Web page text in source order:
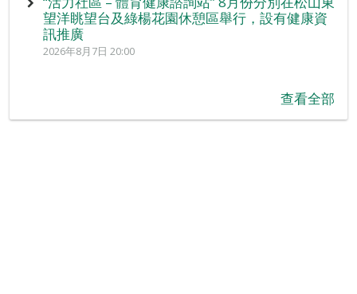
望洋眺望台及綠楊花園休憩區舉行，設有健康資
訊推廣
2026年8月7日 20:00
查看全部